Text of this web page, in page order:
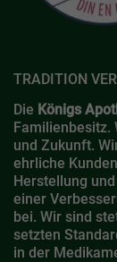
TRADITION
Die Königs
Familienbesitz.
und Zukunft.
ehrliche
Herstellung
einer
bei. Wir sind
setzten
in der